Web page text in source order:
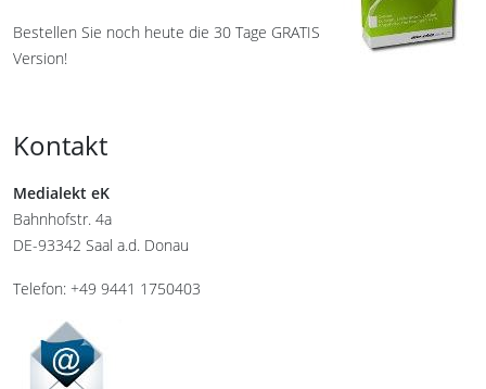
Bestellen Sie noch heute die 30 Tage GRATIS
Version!
Kontakt
Medialekt eK
Bahnhofstr. 4a
DE-93342 Saal a.d. Donau
Telefon: +49 9441 1750403